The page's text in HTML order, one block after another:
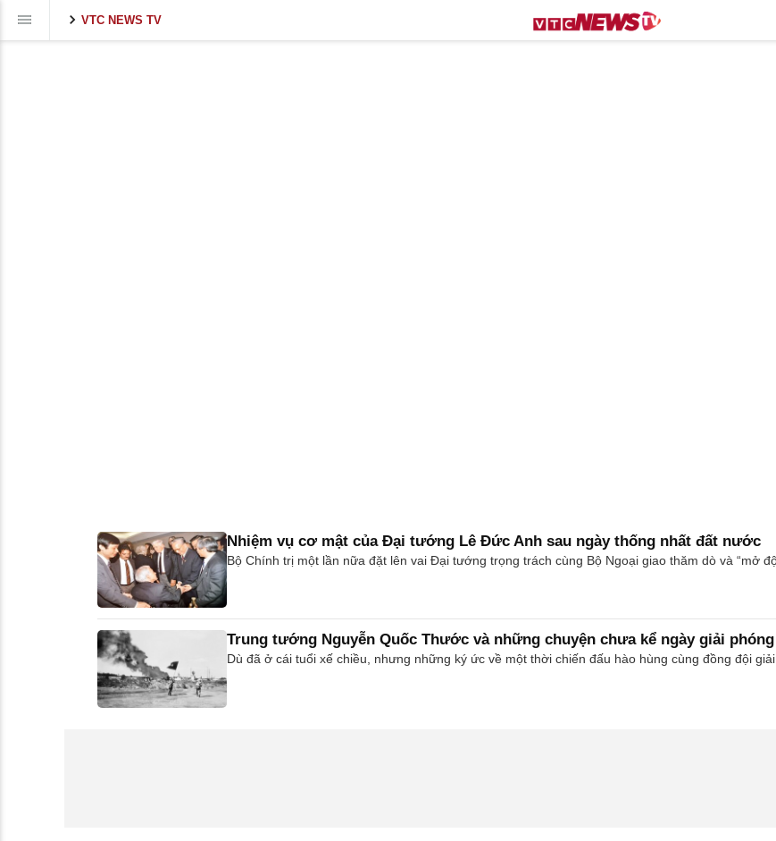
VTC NEWS TV
Nhiệm vụ cơ mật của Đại tướng Lê Đức Anh sau ngày thống nhất đất nước
Bộ Chính trị một lần nữa đặt lên vai Đại tướng trọng trách cùng Bộ Ngoại giao thăm dò và “mở
Trung tướng Nguyễn Quốc Thước và những chuyện chưa kể ngày giải phóng
Dù đã ở cái tuổi xế chiều, nhưng những ký ức về một thời chiến đấu hào hùng cùng đồng đội